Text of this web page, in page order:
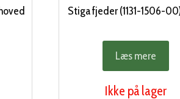
Stiga fjeder (1131-1506-
Læs mere
Ikke på lager